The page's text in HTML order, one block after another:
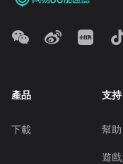
產品
下載
支持
幫助
遊